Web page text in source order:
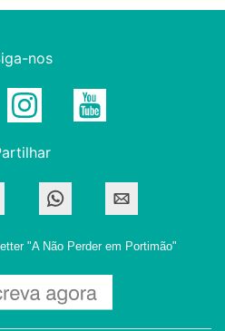
nos
"A Não Perder em Portimão"